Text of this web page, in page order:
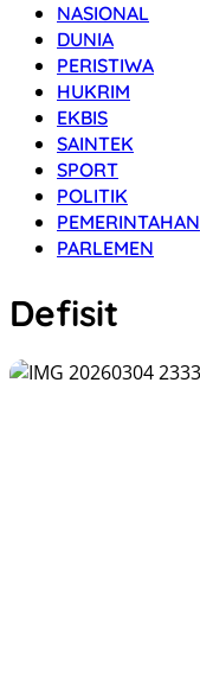
NASIONAL
DUNIA
PERISTIWA
HUKRIM
EKBIS
SAINTEK
SPORT
POLITIK
PEMERINTAHAN
PARLEMEN
Defisit